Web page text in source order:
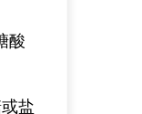
酸
盐